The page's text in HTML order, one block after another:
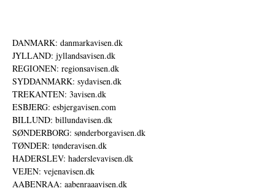
DANMARK: danmarkavisen.dk
JYLLAND: jyllandsavisen.dk
REGIONEN: regionsavisen.dk
SYDDANMARK: sydavisen.dk
TREKANTEN: 3avisen.dk
ESBJERG: esbjergavisen.com
BILLUND: billundavisen.dk
SØNDERBORG: sønderborgavisen.dk
TØNDER: tønderavisen.dk
HADERSLEV: haderslevavisen.dk
VEJEN: vejenavisen.dk
AABENRAA: aabenraaavisen.dk